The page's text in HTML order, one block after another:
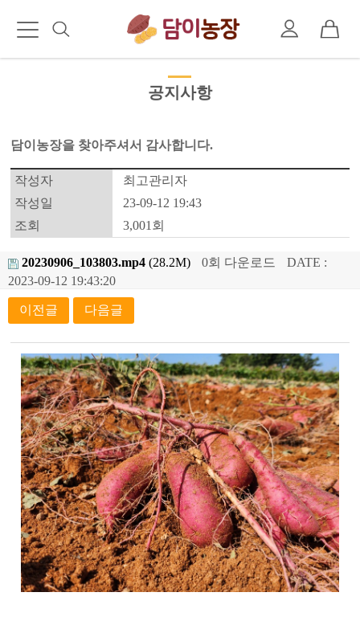
공지사항
담이농장을 찾아주셔서 감사합니다.
작성자
최고관리자
작성일
23-09-12 19:43
조회
3,001회
20230906_103803.mp4 (28.2M) 0회 다운로드
DATE :
2023-09-12 19:43:20
이전글 다음글
본문